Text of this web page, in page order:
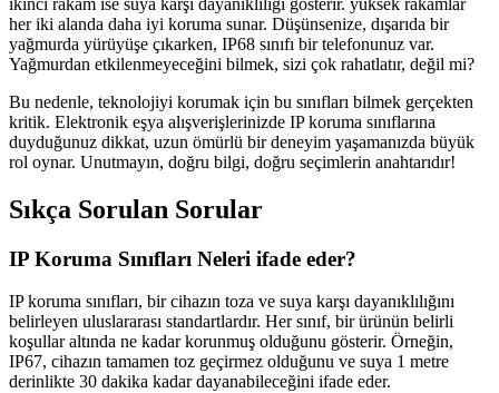
her iki alanda daha iyi koruma sunar. Düşünsenize, dışarıda bir
yağmurda yürüyüşe çıkarken, IP68 sınıfı bir telefonunuz var.
Yağmurdan etkilenmeyeceğini bilmek, sizi çok rahatlatır, değil mi?
Bu nedenle, teknolojiyi korumak için bu sınıfları bilmek gerçekten
kritik. Elektronik eşya alışverişlerinizde IP koruma sınıflarına
duyduğunuz dikkat, uzun ömürlü bir deneyim yaşamanızda büyük
rol oynar. Unutmayın, doğru bilgi, doğru seçimlerin anahtarıdır!
Sıkça Sorulan Sorular
IP Koruma Sınıfları Neleri ifade eder?
IP koruma sınıfları, bir cihazın toza ve suya karşı dayanıklılığını
belirleyen uluslararası standartlardır. Her sınıf, bir ürünün belirli
koşullar altında ne kadar korunmuş olduğunu gösterir. Örneğin,
IP67, cihazın tamamen toz geçirmez olduğunu ve suya 1 metre
derinlikte 30 dakika kadar dayanabileceğini ifade eder.